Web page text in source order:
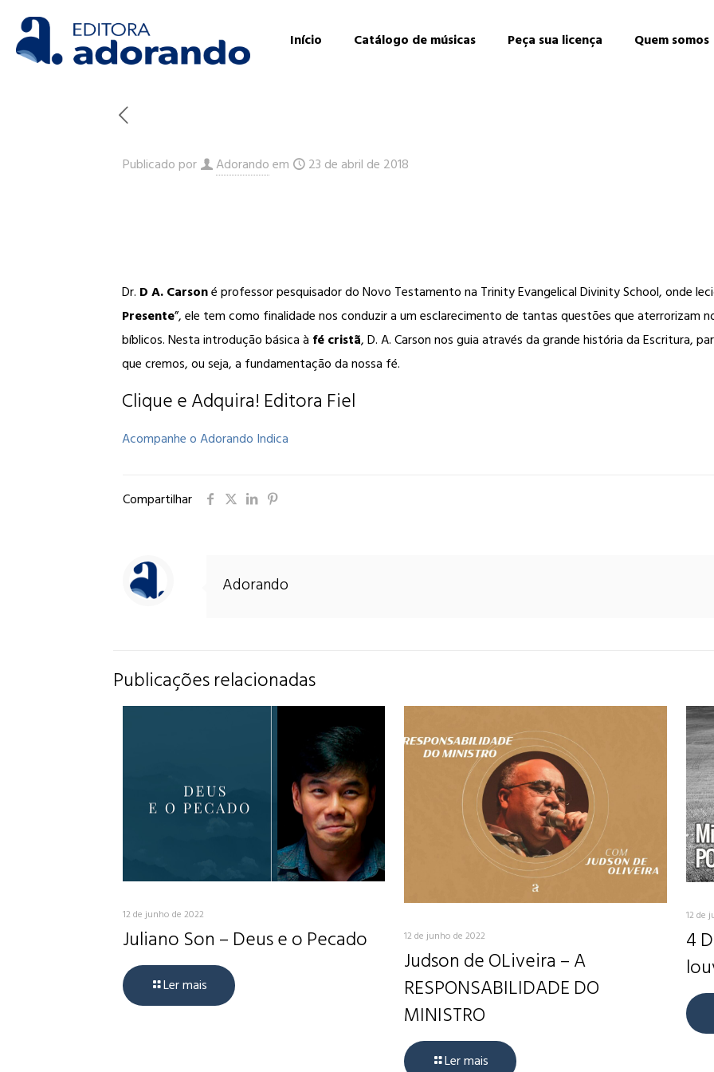
Início Catálogo de músicas Peça sua licença Quem somos
Publicado por Adorandoem 23 de abril de 2018
Dr. D A. Carsoné professor pesquisador do Novo Testamento na Trinity Evangelical Divinity School, onde
Presente”, ele tem como finalidade nos conduzir a um esclarecimento de tantas questões que aterrorizam
bíblicos. Nesta introdução básica à fé cristã, D. A. Carson nos guia através da grande história da Escritura,
que cremos, ou seja, a fundamentação da nossa fé.
Clique e Adquira! Editora Fiel
Acompanhe o Adorando Indica
Compartilhar
Adorando
Publicações relacionadas
12 de junho de 2022
Juliano Son – Deus e o Pecado
Ler mais
12 de junho de 2022
Judson de OLiveira – A
RESPONSABILIDADE DO
MINISTRO
Ler mais
12 de
4